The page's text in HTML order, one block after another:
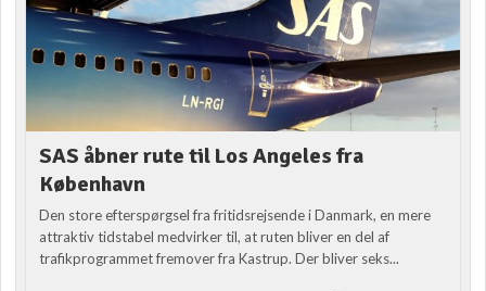
SAS åbner rute til Los Angeles fra
København
Den store efterspørgsel fra fritidsrejsende i Danmark, en mere
attraktiv tidstabel medvirker til, at ruten bliver en del af
trafikprogrammet fremover fra Kastrup. Der bliver seks...